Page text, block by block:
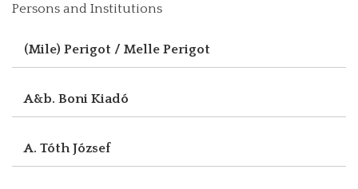
Persons and Institutions
(Mile) Perigot / Melle Perigot
A&b. Boni Kiadó
A. Tóth József